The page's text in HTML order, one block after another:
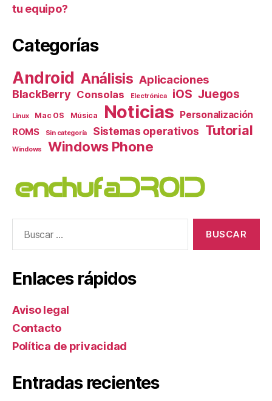
tu equipo?
Categorías
Android Análisis Aplicaciones
BlackBerry Consolas Electrónica iOS Juegos
Linux Mac OS Música Noticias Personalización
ROMS Sin categoría Sistemas operativos Tutorial
Windows Windows Phone
Enlaces rápidos
Aviso legal
Contacto
Política de privacidad
Entradas recientes